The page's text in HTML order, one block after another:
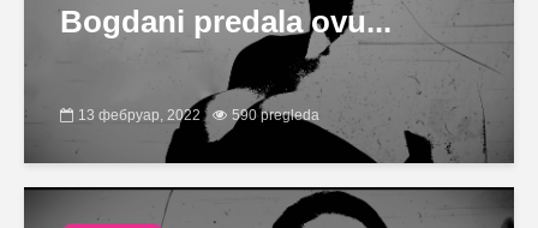
Bogdani predala ovu...
13 фебруар, 2022 590 pregleda